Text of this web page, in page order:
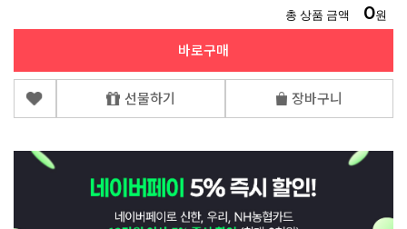
총 상품 금액 0원
바로구매
선물하기 장바구니